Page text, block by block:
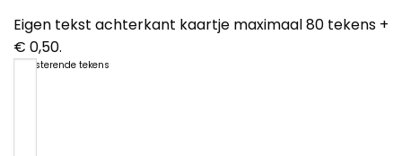
Eigen tekst achterkant kaartje maximaal 80 tekens +
€ 0,50.
resterende tekens